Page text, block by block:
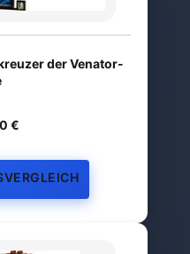
der Venator-
€